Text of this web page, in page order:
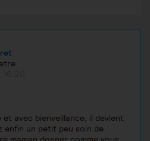
avec bienveillance, il devient
enfin un petit peu soin de